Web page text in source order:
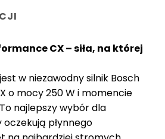
CX – siła, na której
w niezawodny silnik Bosch
o mocy 250 W i momencie
najlepszy wybór dla
płynnego